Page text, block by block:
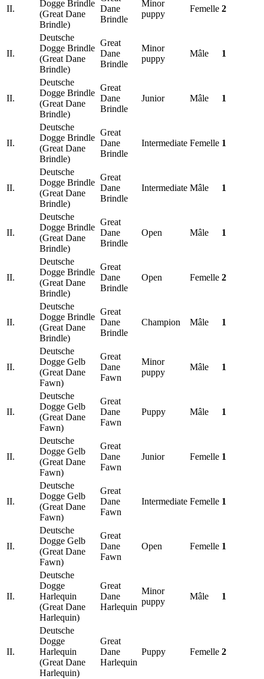
II.
Dogge Brindle
(Great Dane
Brindle)
Dane
Brindle
Minor
puppy
Femelle 2
II.
Deutsche
Dogge Brindle
(Great Dane
Brindle)
Great
Dane
Brindle
Minor
puppy
Mâle 1
II.
Deutsche
Dogge Brindle
(Great Dane
Brindle)
Great
Dane
Brindle
Junior Mâle 1
II.
Deutsche
Dogge Brindle
(Great Dane
Brindle)
Great
Dane
Brindle
Intermediate Femelle 1
II.
Deutsche
Dogge Brindle
(Great Dane
Brindle)
Great
Dane
Brindle
Intermediate Mâle 1
II.
Deutsche
Dogge Brindle
(Great Dane
Brindle)
Great
Dane
Brindle
Open Mâle 1
II.
Deutsche
Dogge Brindle
(Great Dane
Brindle)
Great
Dane
Brindle
Open Femelle 2
II.
Deutsche
Dogge Brindle
(Great Dane
Brindle)
Great
Dane
Brindle
Champion Mâle 1
II.
Deutsche
Dogge Gelb
(Great Dane
Fawn)
Great
Dane
Fawn
Minor
puppy
Mâle 1
II.
Deutsche
Dogge Gelb
(Great Dane
Fawn)
Great
Dane
Fawn
Puppy Mâle 1
II.
Deutsche
Dogge Gelb
(Great Dane
Fawn)
Great
Dane
Fawn
Junior Femelle 1
II.
Deutsche
Dogge Gelb
(Great Dane
Fawn)
Great
Dane
Fawn
Intermediate Femelle 1
II.
Deutsche
Dogge Gelb
(Great Dane
Fawn)
Great
Dane
Fawn
Open Femelle 1
II.
Deutsche
Dogge
Harlequin
(Great Dane
Harlequin)
Great
Dane
Harlequin
Minor
puppy
Mâle 1
II.
Deutsche
Dogge
Harlequin
(Great Dane
Harlequin)
Great
Dane
Harlequin
Puppy Femelle 2